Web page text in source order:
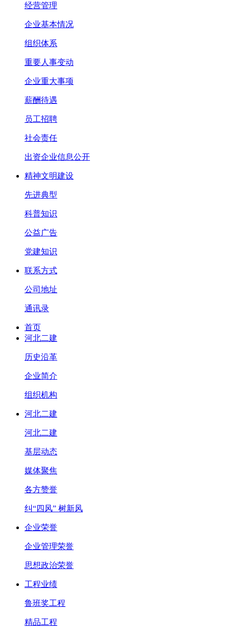
经营管理
企业基本情况
组织体系
重要人事变动
企业重大事项
薪酬待遇
员工招聘
社会责任
出资企业信息公开
精神文明建设
先进典型
科普知识
公益广告
党建知识
联系方式
公司地址
通讯录
首页
河北二建
历史沿革
企业简介
组织机构
河北二建
河北二建
基层动态
媒体聚焦
各方赞誉
纠“四风” 树新风
企业荣誉
企业管理荣誉
思想政治荣誉
工程业绩
鲁班奖工程
精品工程